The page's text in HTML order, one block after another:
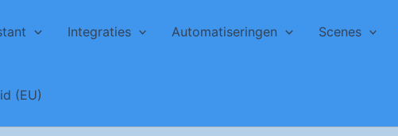
Integraties Automatiseringen Scenes
(EU)